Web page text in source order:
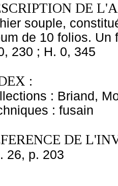
DE
souple,
de 10 folios. Un
230 ; H. 0, 345
:
: Briand,
: fusain
DE
26, p. 203